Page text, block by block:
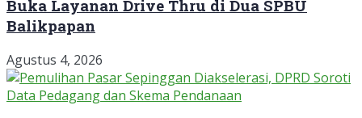
Buka Layanan Drive Thru di Dua SPBU
Balikpapan
Agustus 4, 2026